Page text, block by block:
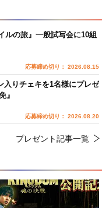
ルの旅』一般試写会に10組
応募締め切り： 2026.08.15
入りチェキを1名様にプレゼ
』
応募締め切り： 2026.08.20
プレゼント記事一覧